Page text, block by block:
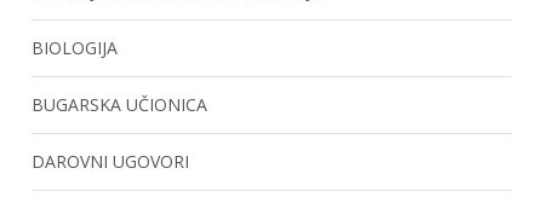
BIOLOGIJA
BUGARSKA UČIONICA
DAROVNI UGOVORI